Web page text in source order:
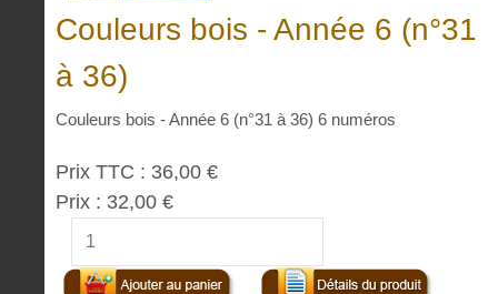
Couleurs bois - Année 6 (n°31
à 36)
Couleurs bois - Année 6 (n°31 à 36) 6 numéros
Prix TTC : 36,00 €
Prix : 32,00 €